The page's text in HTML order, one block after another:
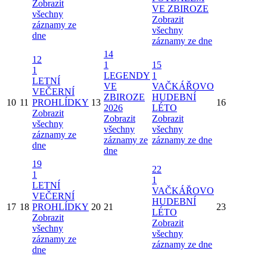
Zobrazit
všechny
záznamy ze
dne
VE ZBIROZE
Zobrazit
všechny
záznamy ze dne
10 11
12
1
LETNÍ
VEČERNÍ
PROHLÍDKY
Zobrazit
všechny
záznamy ze
dne
13
14
1
LEGENDY
VE
ZBIROZE
2026
Zobrazit
všechny
záznamy ze
dne
15
1
VAČKÁŘOVO
HUDEBNÍ
LÉTO
Zobrazit
všechny
záznamy ze dne
16
17 18
19
1
LETNÍ
VEČERNÍ
PROHLÍDKY
Zobrazit
všechny
záznamy ze
dne
20 21
22
1
VAČKÁŘOVO
HUDEBNÍ
LÉTO
Zobrazit
všechny
záznamy ze dne
23